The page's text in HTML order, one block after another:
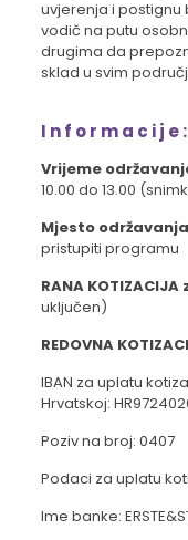
uvjerenja i postignu
vodič na putu
drugima da
sklad u svim
Informacije:
Vrijeme
10.00 do 13.00
Mjesto
pristupiti programu
RANA
uključen)
REDOVNA
IBAN za uplatu
Hrvatskoj:
Poziv na broj: 0407
Podaci za uplatu
Ime banke: